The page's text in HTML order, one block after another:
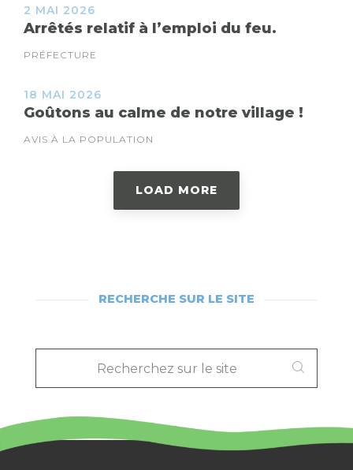
2 MAI 2026
Arrêtés relatif à l’emploi du feu.
PRÉFECTURE
18 MAI 2026
Goûtons au calme de notre village !
AVIS À LA POPULATION
LOAD MORE
RECHERCHE SUR LE SITE
RECHERCHEZ
LE
SITE